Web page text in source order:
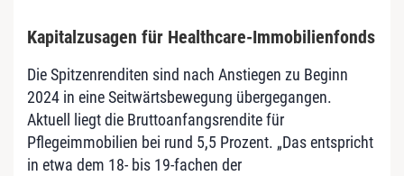
Kapitalzusagen für Healthcare-Immobilienfonds
Die Spitzenrenditen sind nach Anstiegen zu Beginn
2024 in eine Seitwärtsbewegung übergegangen.
Aktuell liegt die Bruttoanfangsrendite für
Pflegeimmobilien bei rund 5,5 Prozent. „Das entspricht
in etwa dem 18- bis 19-fachen der